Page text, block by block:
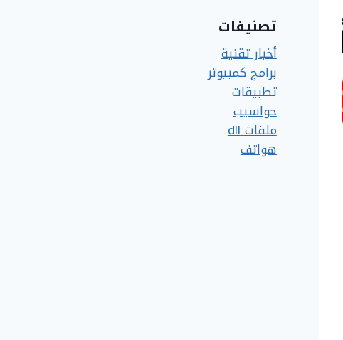
تصنيفات
أخبار تقنية
برامج كمبيوتر
تطبيقات
حواسيب
ملفات dll
هواتف